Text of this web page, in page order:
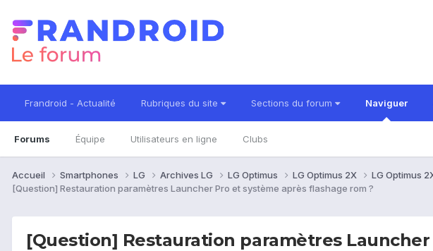
Frandroid - Actualité Rubriques du site Sections du forum Naviguer
Forums Équipe Utilisateurs en ligne Clubs
Accueil Smartphones LG Archives LG LG Optimus LG Optimus 2X
LG Optimus
[Question] Restauration paramètres Launcher Pro et système après flashage rom ?
[Question] Restauration paramètres